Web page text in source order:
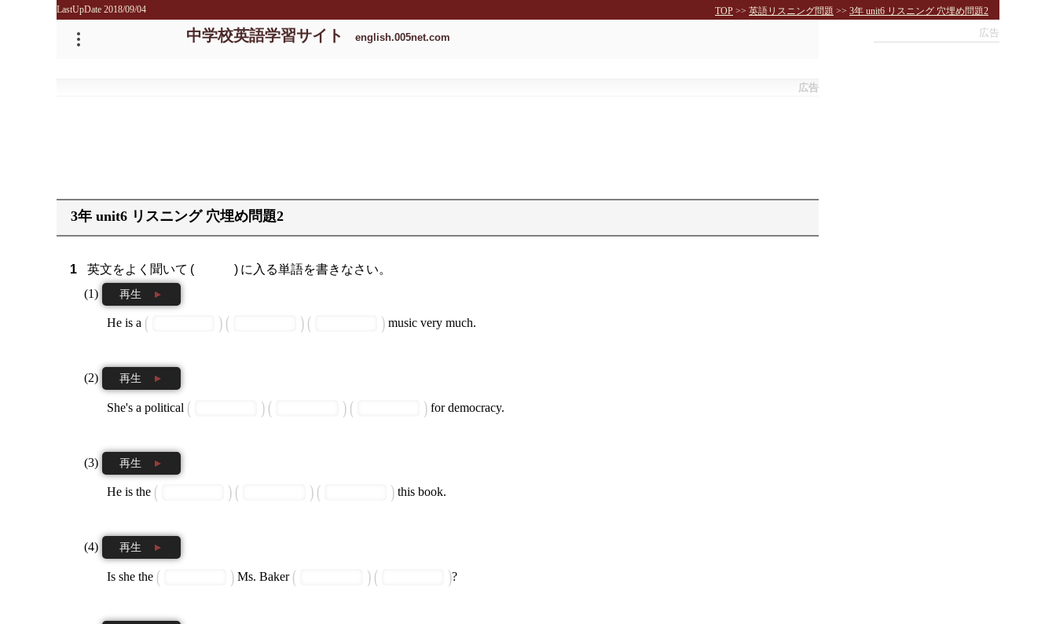
LastUpDate 2018/09/04 TOP >> 英語リスニング問題 >> 3年 unit6 リスニング 穴埋め問題2
中学校英語学習サイト english.005net.com
3年 unit6 リスニング 穴埋め問題2
英文をよく聞いて に入る単語を書きなさい。
再生
He is a music very much.
再生
She's a political for democracy.
再生
He is the this book.
再生
Is she the Ms. Baker ?